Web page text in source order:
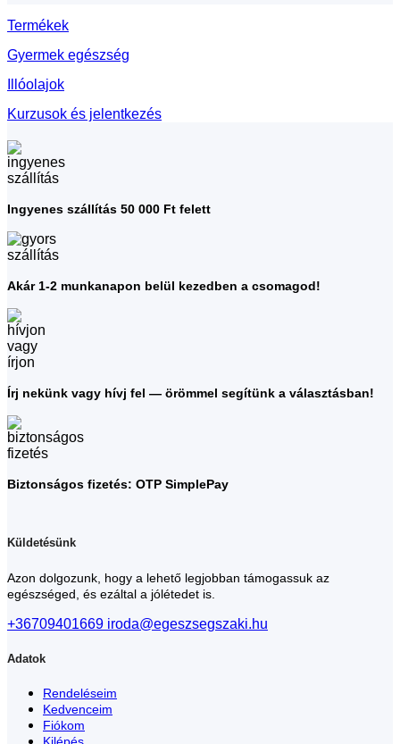
Termékek
Gyermek egészség
Illóolajok
Kurzusok és jelentkezés
Ingyenes szállítás 50 000 Ft felett
Akár 1-2 munkanapon belül kezedben a csomagod!
Írj nekünk vagy hívj fel — örömmel segítünk a választásban!
Biztonságos fizetés: OTP SimplePay
Küldetésünk
Azon dolgozunk, hogy a lehető legjobban támogassuk az
egészséged, és ezáltal a jólétedet is.
+36709401669 iroda@egeszsegszaki.hu
Adatok
Rendeléseim
Kedvenceim
Fiókom